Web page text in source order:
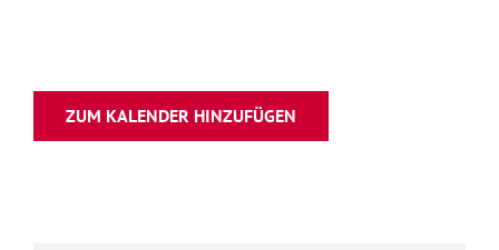
ZUM KALENDER HINZUFÜGEN